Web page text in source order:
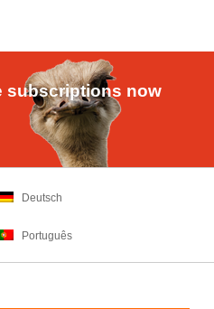
subscriptions now
Deutsch
Português